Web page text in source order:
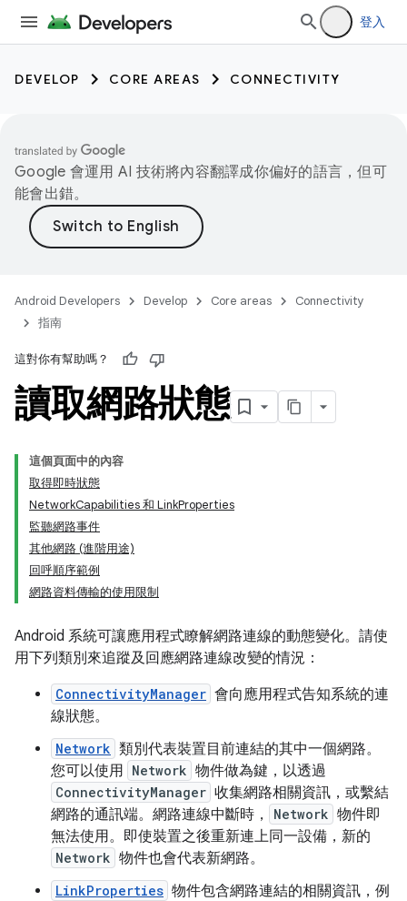
登入
DEVELOP CORE AREAS CONNECTIVITY
Google 會運用 AI 技術將內容翻譯成你偏好的語言，但可
能會出錯。
Android Developers Develop Core areas
Connectivity
指南
這對你有幫助嗎？
讀取網路狀態
這個頁面中的內容
取得即時狀態
NetworkCapabilities 和 LinkProperties
監聽網路事件
其他網路 (進階用途)
回呼順序範例
網路資料傳輸的使用限制
Android 系統可讓應用程式瞭解網路連線的動態變化。請使
用下列類別來追蹤及回應網路連線改變的情況：
ConnectivityManager 會向應用程式告知系統的連
線狀態。
Network 類別代表裝置目前連結的其中一個網路。
您可以使用 Network 物件做為鍵，以透過
ConnectivityManager 收集網路相關資訊，或繫結
網路的通訊端。網路連線中斷時，
Network 物件即
無法使用。即使裝置之後重新連上同一設備，新的
Network 物件也會代表新網路。
LinkProperties 物件包含網路連結的相關資訊，例